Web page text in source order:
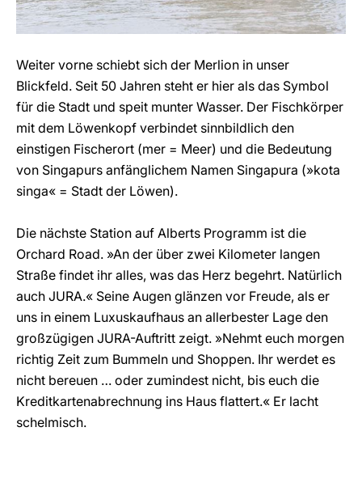
Weiter vorne schiebt sich der Merlion in unser
Blickfeld. Seit 50 Jahren steht er hier als das Symbol
für die Stadt und speit munter Wasser. Der Fischkörper
mit dem Löwenkopf verbindet sinnbildlich den
einstigen Fischerort (mer = Meer) und die Bedeutung
von Singapurs anfänglichem Namen Singapura (»kota
singa« = Stadt der Löwen).
Die nächste Station auf Alberts Programm ist die
Orchard Road. »An der über zwei Kilometer langen
Straße findet ihr alles, was das Herz begehrt. Natürlich
auch JURA.« Seine Augen glänzen vor Freude, als er
uns in einem Luxuskaufhaus an allerbester Lage den
großzügigen JURA-Auftritt zeigt. »Nehmt euch morgen
richtig Zeit zum Bummeln und Shoppen. Ihr werdet es
nicht bereuen … oder zumindest nicht, bis euch die
Kreditkartenabrechnung ins Haus flattert.« Er lacht
schelmisch.